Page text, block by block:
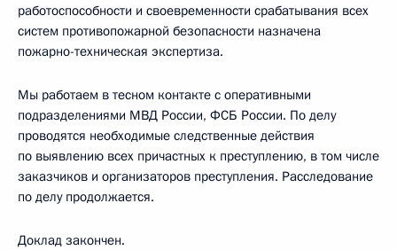
работоспособности и своевременности срабатывания всех
систем противопожарной безопасности назначена
пожарно-техническая экспертиза.
Мы работаем в тесном контакте с оперативными
подразделениями МВД России, ФСБ России. По делу
проводятся необходимые следственные действия
по выявлению всех причастных к преступлению, в том числе
заказчиков и организаторов преступления. Расследование
по делу продолжается.
Доклад закончен.